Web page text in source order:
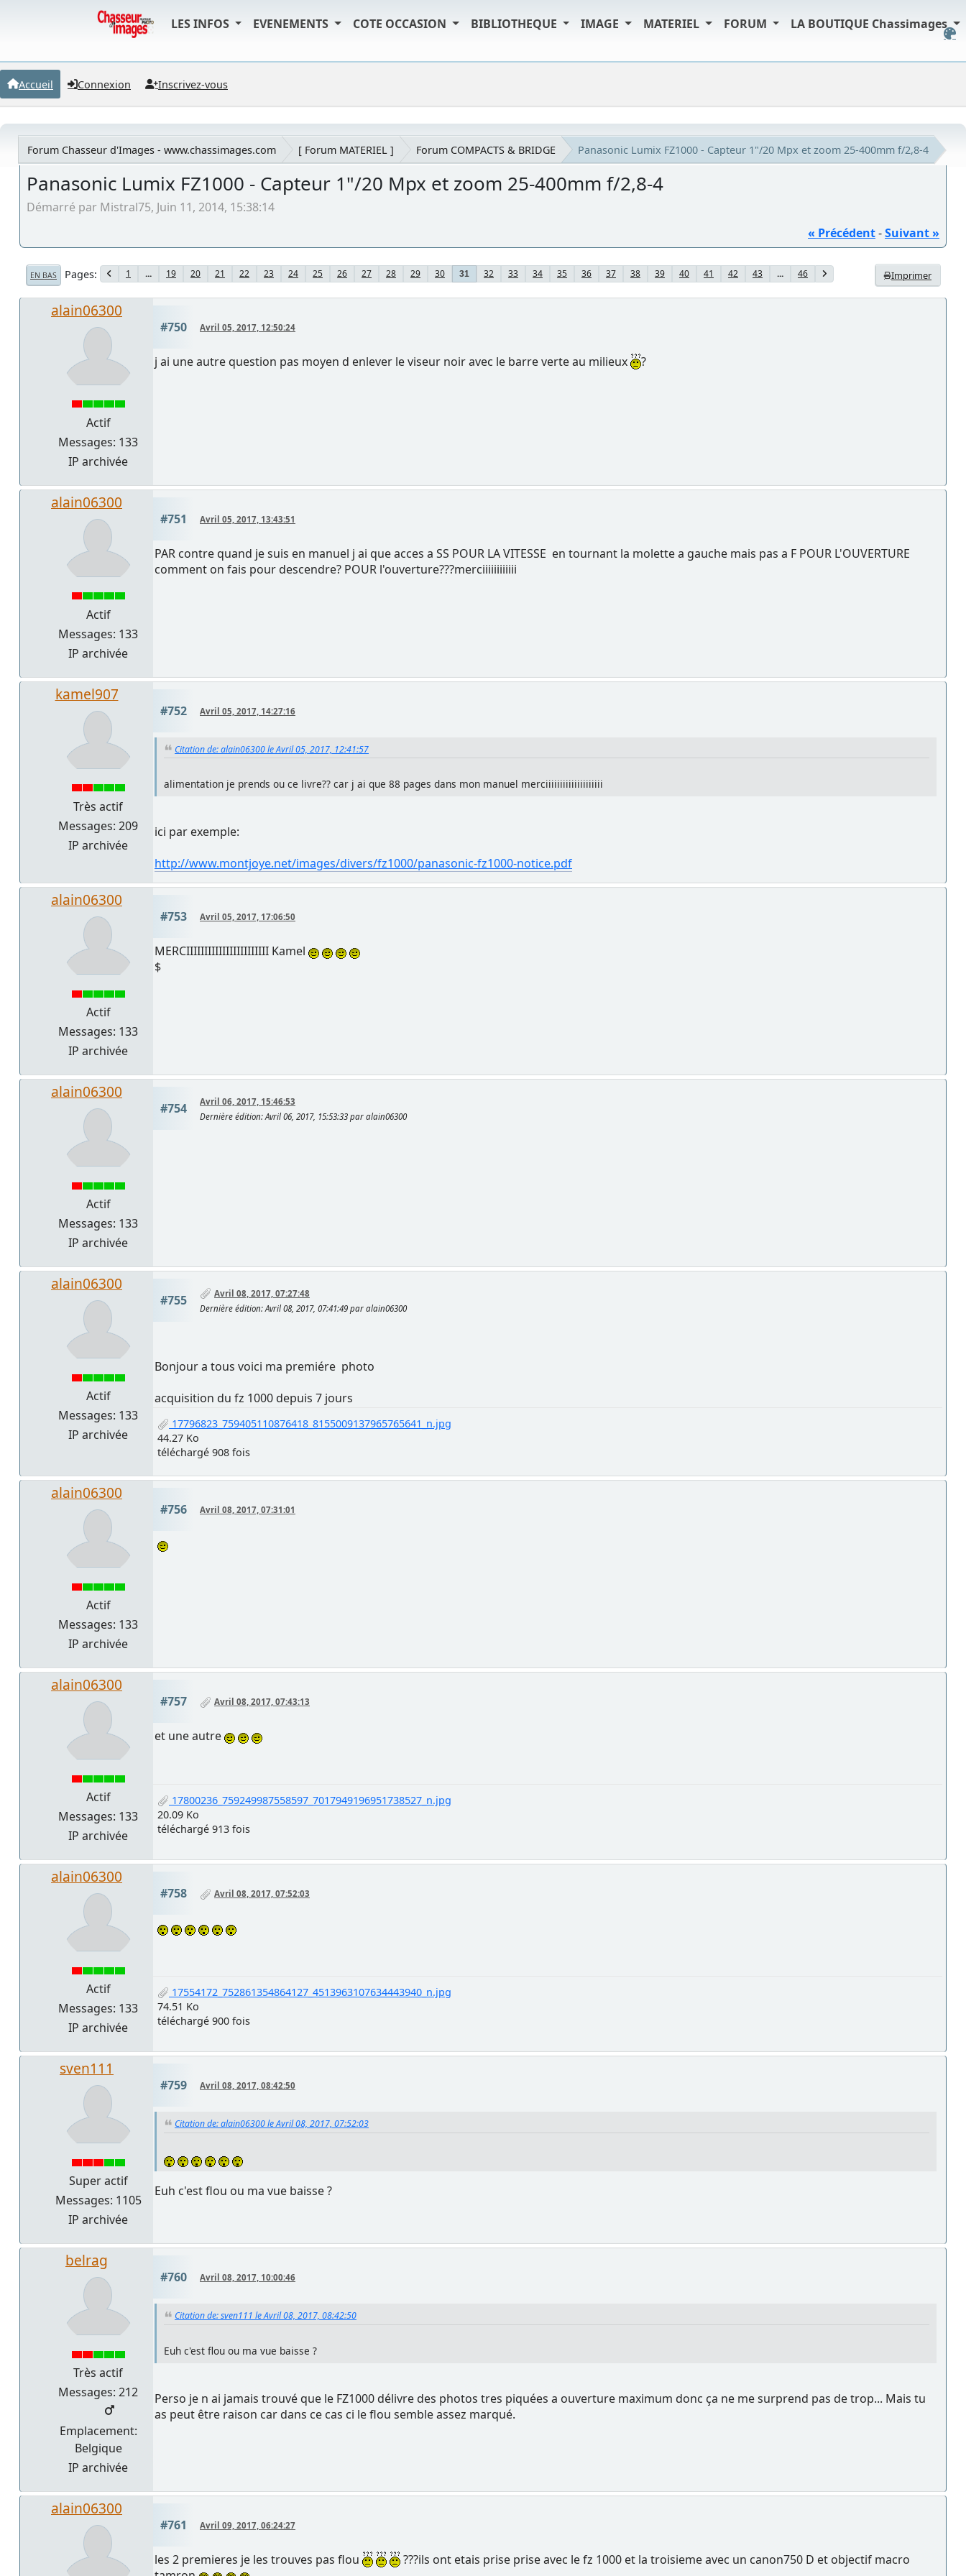
LES INFOS EVENEMENTS COTE OCCASION BIBLIOTHEQUE IMAGE MATERIEL FORUM LA BOUTIQUE Chassimages
Accueil Connexion Inscrivez-vous
Forum Chasseur d'Images - www.chassimages.com [ Forum MATERIEL ] Forum COMPACTS & BRIDGE Panasonic Lumix FZ1000 - Capteur 1"/20 Mpx et zoom 25-400mm f/2,8-4
Panasonic Lumix FZ1000 - Capteur 1"/20 Mpx et zoom 25-400mm f/2,8-4
Démarré par Mistral75, Juin 11, 2014, 15:38:14
« Précédent-Suivant »
Imprimer
EN BAS Pages 1 ... 19 20 21 22 23 24 25 26 27 28 29 30 31 32 33 34 35 36 37 38 39 40 41 42 43 ... 46
alain06300
Actif
Messages: 133
IP archivée
#750 Avril 05, 2017, 12:50:24
j ai une autre question pas moyen d enlever le viseur noir avec le barre verte au milieux ?
alain06300
Actif
Messages: 133
IP archivée
#751 Avril 05, 2017, 13:43:51
PAR contre quand je suis en manuel j ai que acces a SS POUR LA VITESSE en tournant la molette a gauche mais pas a F POUR L'OUVERTURE
comment on fais pour descendre? POUR l'ouverture???merciiiiiiiiiiii
kamel907
Très actif
Messages: 209
IP archivée
#752 Avril 05, 2017, 14:27:16
Citation de: alain06300 le Avril 05, 2017, 12:41:57
alimentation je prends ou ce livre?? car j ai que 88 pages dans mon manuel merciiiiiiiiiiiiiiiiiiii
ici par exemple:
http://www.montjoye.net/images/divers/fz1000/panasonic-fz1000-notice.pdf
alain06300
Actif
Messages: 133
IP archivée
#753 Avril 05, 2017, 17:06:50
MERCIIIIIIIIIIIIIIIIIIIIIII Kamel
$
alain06300
Actif
Messages: 133
IP archivée
#754
Avril 06, 2017, 15:46:53
Dernière édition: Avril 06, 2017, 15:53:33 par alain06300
alain06300
Actif
Messages: 133
IP archivée
#755
Avril 08, 2017, 07:27:48
Dernière édition: Avril 08, 2017, 07:41:49 par alain06300
Bonjour a tous voici ma premiére photo
acquisition du fz 1000 depuis 7 jours
17796823_759405110876418_8155009137965765641_n.jpg
44.27 Ko
téléchargé 908 fois
alain06300
Actif
Messages: 133
IP archivée
#756 Avril 08, 2017, 07:31:01
alain06300
Actif
Messages: 133
IP archivée
#757 Avril 08, 2017, 07:43:13
et une autre
17800236_759249987558597_7017949196951738527_n.jpg
20.09 Ko
téléchargé 913 fois
alain06300
Actif
Messages: 133
IP archivée
#758 Avril 08, 2017, 07:52:03
17554172_752861354864127_4513963107634443940_n.jpg
74.51 Ko
téléchargé 900 fois
sven111
Super actif
Messages: 1105
IP archivée
#759 Avril 08, 2017, 08:42:50
Citation de: alain06300 le Avril 08, 2017, 07:52:03
Euh c'est flou ou ma vue baisse ?
belrag
Très actif
Messages: 212
Emplacement:
Belgique
IP archivée
#760 Avril 08, 2017, 10:00:46
Citation de: sven111 le Avril 08, 2017, 08:42:50
Euh c'est flou ou ma vue baisse ?
Perso je n ai jamais trouvé que le FZ1000 délivre des photos tres piquées a ouverture maximum donc ça ne me surprend pas de trop... Mais tu
as peut être raison car dans ce cas ci le flou semble assez marqué.
alain06300
#761 Avril 09, 2017, 06:24:27
les 2 premieres je les trouves pas flou
???ils ont etais prise prise avec le fz 1000 et la troisieme avec un canon750 D et objectif macro